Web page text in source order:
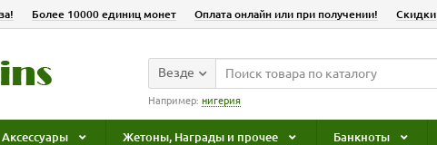
Более 10000 единиц монет Оплата онлайн или при получении! Скидки
Везде
Например: нигерия
Аксессуары Жетоны, Награды и прочее Банкноты